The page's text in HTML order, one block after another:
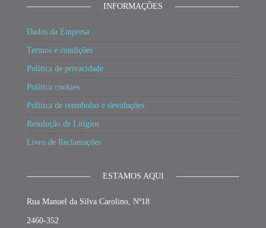
INFORMAÇÕES
Dados da Empresa
Termos e condições
Política de privacidade
Política cookies
Política de reembolso e devoluções
Resolução de Litígios
Livro de Reclamações
ESTAMOS AQUI
Rua Manuel da Silva Carolino, Nº18
2460-352